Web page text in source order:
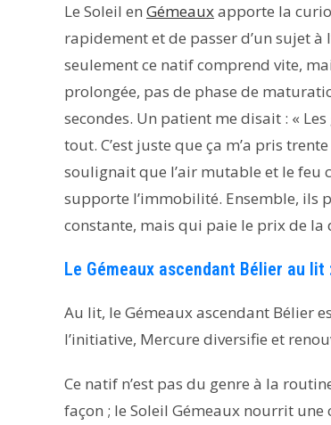
Le Soleil en Gémeauxapporte la
rapidement et de passer d’un sujet à
seulement ce natif comprend vite,
prolongée, pas de phase de
secondes. Un patient me disait : «
tout. C’est juste que ça m’a pris
soulignait que l’air mutable et le feu
supporte l’immobilité. Ensemble, ils
constante, mais qui paie le prix de la
Le Gémeaux ascendant Bélier au
Au lit, le Gémeaux ascendant Bélier
l’initiative, Mercure diversifie et
Ce natif n’est pas du genre à la
façon ; le Soleil Gémeaux nourrit